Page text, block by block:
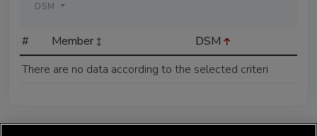
DSM
# Member
DSM
There are no data according to the selected criteri